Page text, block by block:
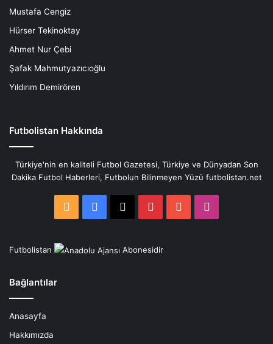
Mustafa Cengiz
Hürser Tekinoktay
Ahmet Nur Çebi
Şafak Mahmutyazıcıoğlu
Yıldırım Demirören
Futbolistan Hakkında
Türkiye'nin en kaliteli Futbol Gazetesi, Türkiye ve Dünyadan Son
Dakika Futbol Haberleri, Futbolun Bilinmeyen Yüzü futbolistan.net
Facebook PinterestYouTube
Futbolistan Abonesidir
Bağlantılar
Anasayfa
Hakkımızda